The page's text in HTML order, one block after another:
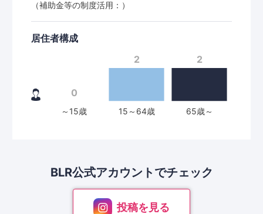
（補助金等の制度活用：）
居住者構成
BLR公式アカウントでチェック
投稿を見る